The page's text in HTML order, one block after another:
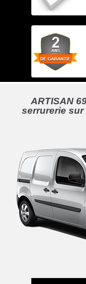
ARTISAN
serrurerie sur